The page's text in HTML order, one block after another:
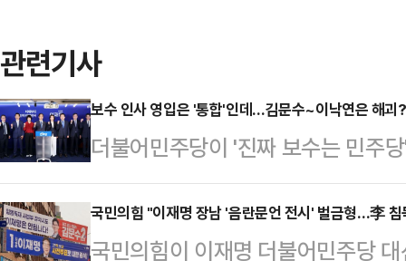
관련기사
보수 인사 영입은 '통합'인데…김문수~이낙연은 해괴
더불어민주당이 '진짜 보수는 민주
사를 영입한 상황에서, 정작 김문수
당 상임고문의 연대에 대해서는 강
는 진영을 가리지 않은 연대가 민주
국민의힘 "이재명 장남 '음란문언 전시' 벌금형…李 침
국민의힘이 이재명 더불어민주당